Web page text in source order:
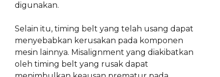
digunakan.
Selain itu, timing belt yang telah usang dapat
menyebabkan kerusakan pada komponen
mesin lainnya. Misalignment yang diakibatkan
oleh timing belt yang rusak dapat